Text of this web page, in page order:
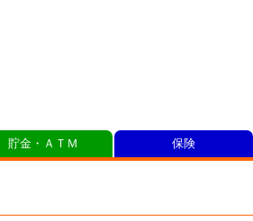
貯金・ＡＴＭ 保険